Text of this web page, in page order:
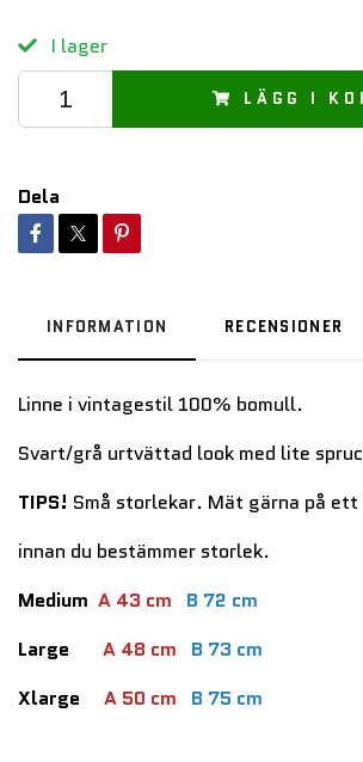
I lager
LÄGG I
Dela
INFORMATION RECENSIONER
Linne i vintagestil 100% bomull.
Svart/grå urtvättad look med lite
TIPS! Små storlekar. Mät gärna på
innan du bestämmer storlek.
Medium A 43 cm
B 72 cm
Large A 48 cm B 73 cm
Xlarge A 50 cm B 75 cm